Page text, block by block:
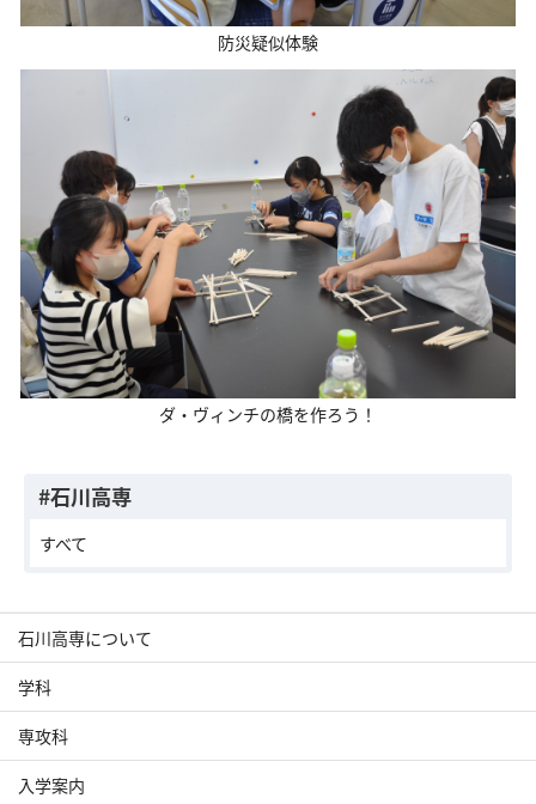
防災疑似体験
ダ・ヴィンチの橋を作ろう！
#石川高専
すべて
石川高専について
学科
専攻科
入学案内